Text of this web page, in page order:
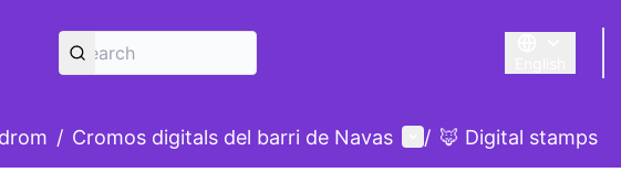
Triar la llengua
/ Cromos digitals del barri de Navas User menu
/ 🦊 Digital stamps